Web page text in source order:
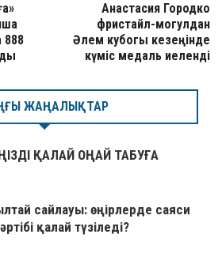
888
Анастасия Городко
фристайл-могулдан
Әлем кубогы кезеңінде
күміс медаль иеленді
ЖАҢАЛЫҚТАР
ҚАЛАЙ ОҢАЙ ТАБУҒА
сайлауы: өңірлерде саяси
қалай түзіледі?